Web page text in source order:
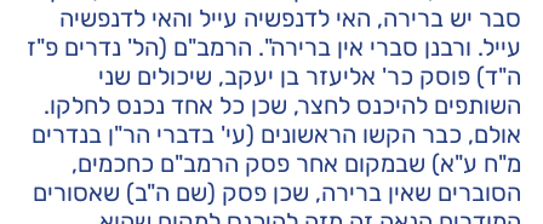
סבר יש ברירה, האי לדנפשיה עייל והאי לדנפשיה
עייל. ורבנן סברי אין ברירה". הרמב"ם (הל' נדרים פ"ז
ה"ד) פוסק כר' אליעזר בן יעקב, שיכולים שני
השותפים להיכנס לחצר, שכן כל אחד נכנס לחלקו.
אולם, כבר הקשו הראשונים (עי' בדברי הר"ן בנדרים
מ"ח ע"א) שבמקום אחר פסק הרמב"ם כחכמים,
הסוברים שאין ברירה, שכן פסק (שם ה"ב) שאסורים